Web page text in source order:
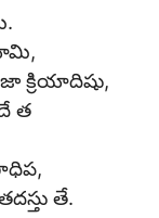
క్రియాదిషు,
త
తే.